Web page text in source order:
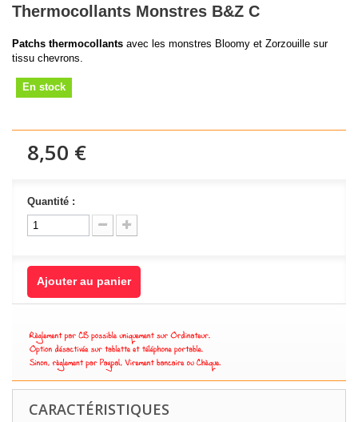
Thermocollants Monstres B&Z C
Patchs thermocollants avec les monstres Bloomy et Zorzouille sur
tissu chevrons.
En stock
8,50 €
Quantité :
Ajouter au panier
CARACTÉRISTIQUES